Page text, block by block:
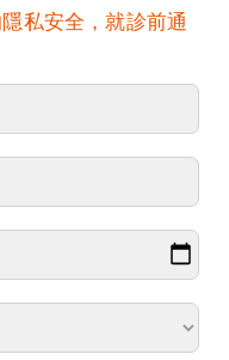
私安全，就診前通